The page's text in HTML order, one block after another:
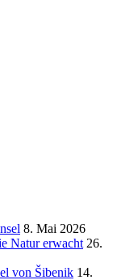
8. Mai 2026
Natur erwacht 26.
von Šibenik 14.